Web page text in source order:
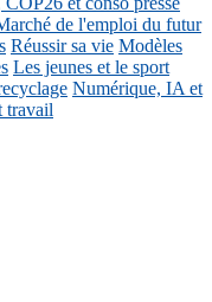
de l'emploi du futur
Réussir sa vie Modèles
Les jeunes et le sport
Numérique, IA et
travail